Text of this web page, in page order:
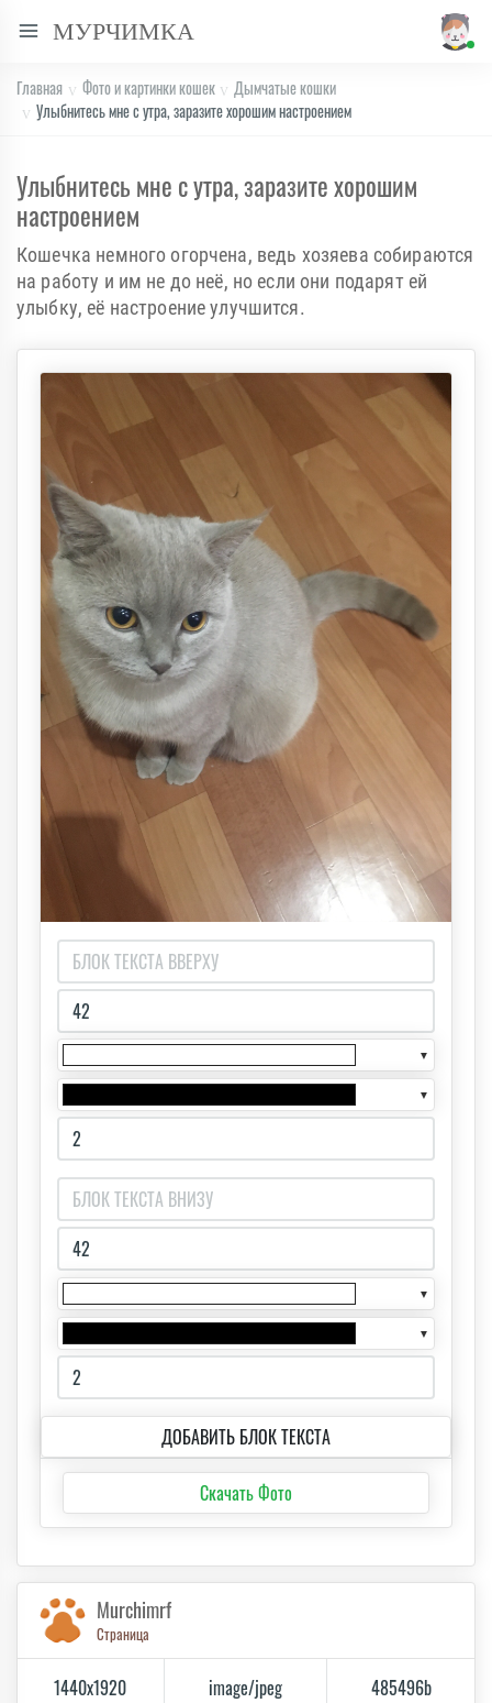
МУРЧИМКА
Главная Фото и картинки кошек
Дымчатые кошки
Улыбнитесь мне с утра, заразите хорошим настроением
Улыбнитесь мне с утра, заразите хорошим
настроением
Кошечка немного огорчена, ведь хозяева собираются
на работу и им не до неё, но если они подарят ей
улыбку, её настроение улучшится.
▼
▼
▼
▼
ДОБАВИТЬ БЛОК ТЕКСТА
Скачать Фото
Murchimrf
Страница
1440x1920
image/jpeg
485496b